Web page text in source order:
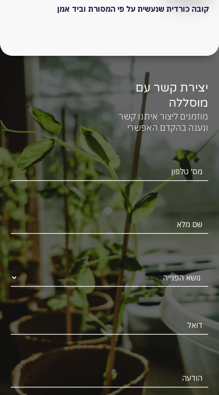
קובה כורדית שנעשית על פי המסורת וביד אמן
יצירת קשר עם
מוסללה
מוזמנים ליצור איתנו קשר
ונענה בהקדם האפשרי